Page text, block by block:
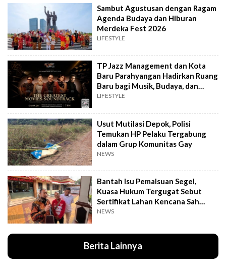
Sambut Agustusan dengan Ragam
Agenda Budaya dan Hiburan
Merdeka Fest 2026
LIFESTYLE
TP Jazz Management dan Kota
Baru Parahyangan Hadirkan Ruang
Baru bagi Musik, Budaya, dan
Komunitas
LIFESTYLE
Usut Mutilasi Depok, Polisi
Temukan HP Pelaku Tergabung
dalam Grup Komunitas Gay
NEWS
Bantah Isu Pemalsuan Segel,
Kuasa Hukum Tergugat Sebut
Sertifikat Lahan Kencana Sah
Lewat PTSL
NEWS
Berita Lainnya